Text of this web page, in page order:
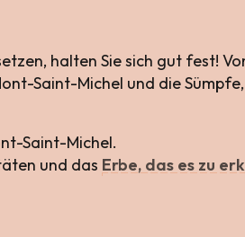
halten Sie sich gut fest!
Saint-Michel und die
Saint-Michel.
und das Erbe, das es zu